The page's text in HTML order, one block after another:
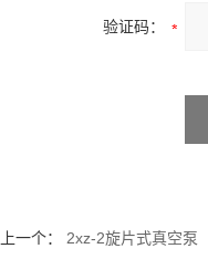
验证码：
上一个： 2xz-2旋片式真空泵